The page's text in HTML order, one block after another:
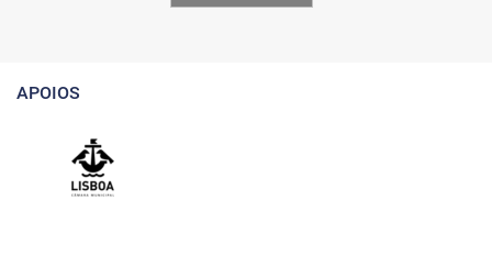
APOIOS